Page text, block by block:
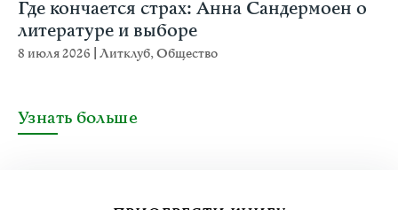
Где кончается страх: Анна Сандермоен о
литературе и выборе
8 июля 2026 Литклуб,Общество
Узнать больше